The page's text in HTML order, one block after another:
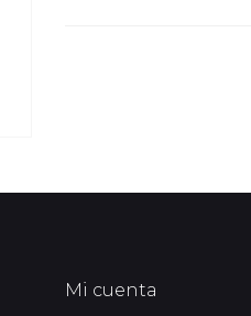
Mi cuenta